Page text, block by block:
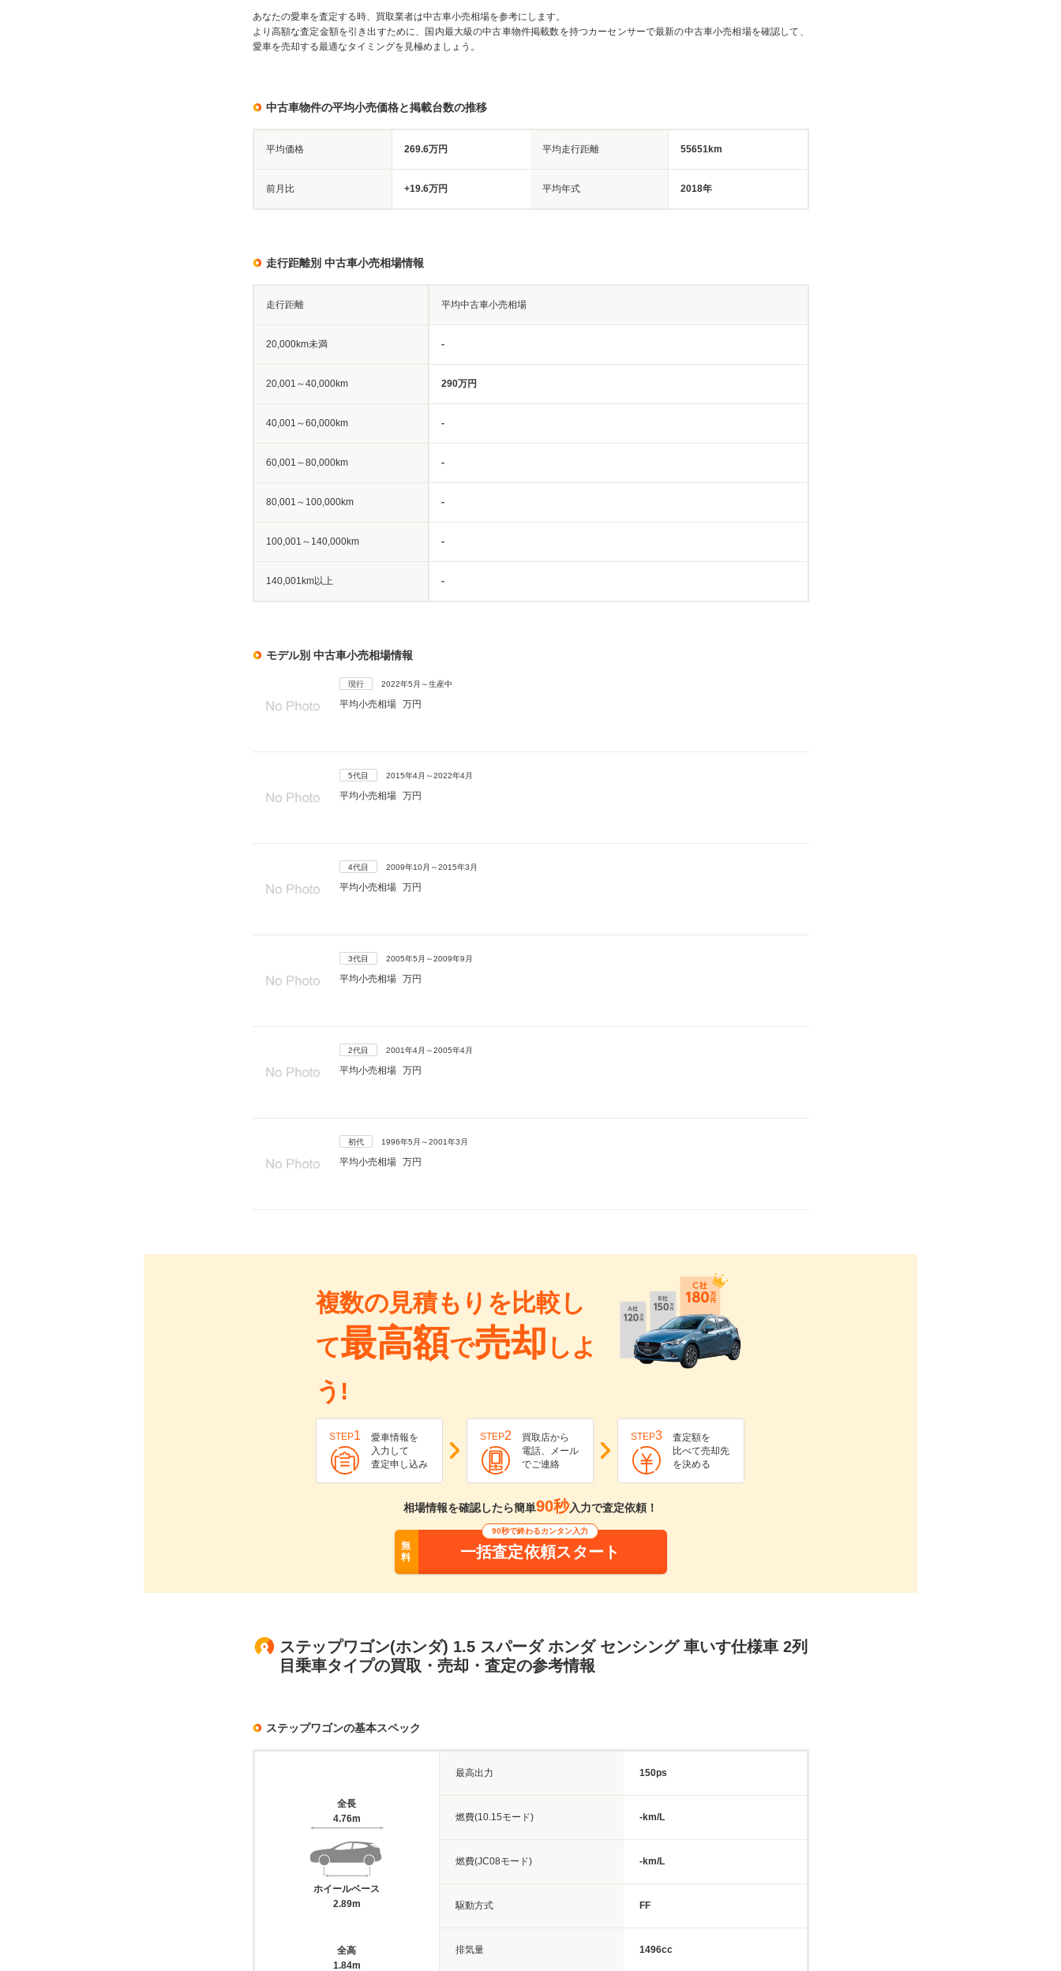
あなたの愛車を査定する時、買取業者は中古車小売相場を参考にします。
より高額な査定金額を引き出すために、国内最大級の中古車物件掲載数を持つカーセンサーで最新の中古車小売相場を確認して、
愛車を売却する最適なタイミングを見極めましょう。
中古車物件の平均小売価格と掲載台数の推移
平均価格 269.6万円 平均走行距離 55651km
前月比 +19.6万円 平均年式 2018年
走行距離別 中古車小売相場情報
走行距離 平均中古車小売相場
20,000km未満 -
20,001～40,000km 290万円
40,001～60,000km -
60,001～80,000km -
80,001～100,000km -
100,001～140,000km -
140,001km以上 -
モデル別 中古車小売相場情報
現行 2022年5月～生産中
平均小売相場 万円
5代目 2015年4月～2022年4月
平均小売相場 万円
4代目 2009年10月～2015年3月
平均小売相場 万円
3代目 2005年5月～2009年9月
平均小売相場 万円
2代目 2001年4月～2005年4月
平均小売相場 万円
初代 1996年5月～2001年3月
平均小売相場 万円
複数の見積もりを比較し
て最高額で売却 しよ
う!
STEP1
愛車情報を
入力して
査定申し込み
STEP2
買取店から
電話、メール
でご連絡
STEP3
査定額を
比べて売却先
を決める
相場情報を確認したら簡単90秒入力で査定依頼！
無
料
90秒で終わるカンタン入力
一括査定依頼スタート
ステップワゴン(ホンダ) 1.5 スパーダ ホンダ センシング 車いす仕様車 2列
目乗車タイプの買取・売却・査定の参考情報
ステップワゴンの基本スペック
全長
4.76m
ホイールベース
2.89m
全高
1.84m
最高出力 150ps
燃費(10.15モード) -km/L
燃費(JC08モード) -km/L
駆動方式 FF
排気量 1496cc